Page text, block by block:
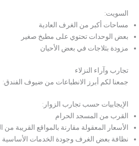
السويت:
مساحات أكبر من الغرف العادية
بعض الوحدات تحتوي على مطبخ صغير
مزودة بثلاجات في بعض الأحيان
تجارب وآراء النزلاء
جمعنا لكم أبرز الانطباعات من ضيوف الفندق:
الإيجابيات حسب تجارب الزوار:
القرب من المسجد الحرام
الأسعار المعقولة مقارنة بالمواقع القريبة من
نظافة بعض الغرف وجودة الخدمات الأساسية